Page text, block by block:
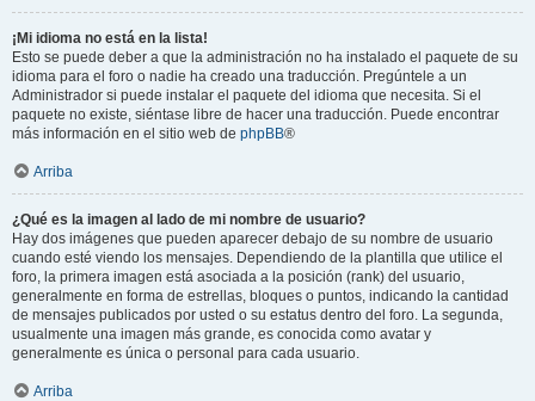
¡Mi idioma no está en la lista!
Esto se puede deber a que la administración no ha instalado el paquete de su
idioma para el foro o nadie ha creado una traducción. Pregúntele a un
Administrador si puede instalar el paquete del idioma que necesita. Si el
paquete no existe, siéntase libre de hacer una traducción. Puede encontrar
más información en el sitio web de phpBB®
Arriba
¿Qué es la imagen al lado de mi nombre de usuario?
Hay dos imágenes que pueden aparecer debajo de su nombre de usuario
cuando esté viendo los mensajes. Dependiendo de la plantilla que utilice el
foro, la primera imagen está asociada a la posición (rank) del usuario,
generalmente en forma de estrellas, bloques o puntos, indicando la cantidad
de mensajes publicados por usted o su estatus dentro del foro. La segunda,
usualmente una imagen más grande, es conocida como avatar y
generalmente es única o personal para cada usuario.
Arriba